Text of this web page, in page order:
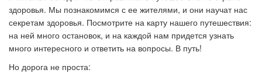
здоровья. Мы познакомимся с ее жителями, и они научат нас
секретам здоровья. Посмотрите на карту нашего путешествия:
на ней много остановок, и на каждой нам придется узнать
много интересного и ответить на вопросы. В путь!
Но дорога не проста: